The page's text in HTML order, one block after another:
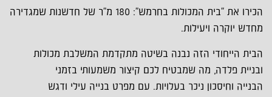
הכירו את "בית המכולות בחרמש": 180 מ"ר של חדשנות שמגדירה
מחדש יוקרה ויעילות.
הבית הייחודי הזה נבנה בשיטה מתקדמת המשלבת מכולות
ובניית פלדה, מה שמבטיח לכם קיצור משמעותי בזמני
הבנייה וחיסכון ניכר בעלויות. עם מפרט בנייה עילי ודגש